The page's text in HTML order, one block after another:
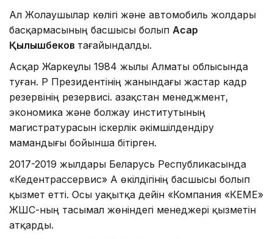
Ал Жолаушылар көлігі және автомобиль жолдары
басқармасының басшысы болып Асқар
Қылышбеков тағайындалды.
Асқар Жаркеұлы 1984 жылы Алматы облысында
туған. ҚР Президентінің жанындағы жастар кадр
резервінің резервисі. Қазақстан менеджмент,
экономика және болжау институтының
магистратурасын іскерлік әкімшілдендіру
мамандығы бойынша бітірген.
2017-2019 жылдары Беларусь Республикасында
«Кедентрассервис» АҚ өкілдігінің басшысы болып
қызмет етті. Осы уақытқа дейін «Компания «КЕМЕ»
ЖШС-ның тасымал жөніндегі менеджері қызметін
атқарды.